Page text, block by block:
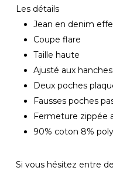
Les détails
Jean en denim
Coupe flare
Taille haute
Ajusté aux hanches
Deux poches
Fausses poches
Fermeture zippée
90% coton 8%
Si vous hésitez entre